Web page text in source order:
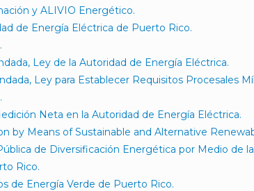
y ALIVIO Energético.
de Energía Eléctrica de Puerto Rico.
Ley de la Autoridad de Energía Eléctrica.
Ley para Establecer Requisitos Procesales
Neta en la Autoridad de Energía Eléctrica.
by Means of Sustainable and Alternative
de Diversificación Energética por Medio de
Rico.
de Energía Verde de Puerto Rico.